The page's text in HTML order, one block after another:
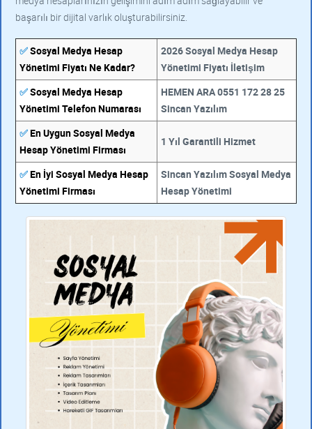
başarılı bir dijital varlık oluşturabilirsiniz.
✅Sosyal Medya Hesap
Yönetimi Fiyatı Ne Kadar?
2026 Sosyal Medya Hesap
Yönetimi Fiyatı İletişim
✅Sosyal Medya Hesap
Yönetimi Telefon Numarası
HEMEN ARA 0551 172 28 25
Sincan Yazılım
✅En Uygun Sosyal Medya
Hesap Yönetimi Firması
1 Yıl Garantili Hizmet
✅En İyi Sosyal Medya Hesap
Yönetimi Firması
Sincan Yazılım Sosyal Medya
Hesap Yönetimi